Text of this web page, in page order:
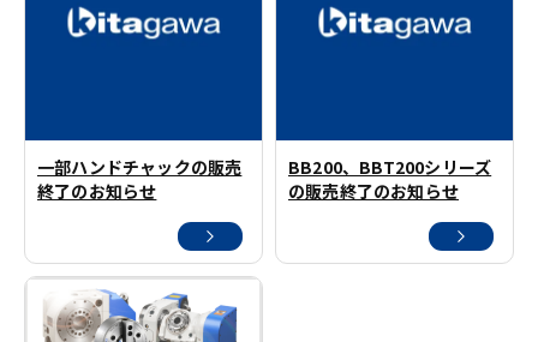
一部ハンドチャックの販売
終了のお知らせ
BB200、BBT200シリーズ
の販売終了のお知らせ